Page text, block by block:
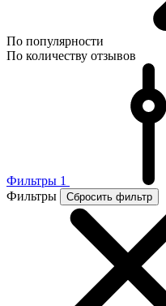
По популярности
По количеству отзывов
Фильтры 1
Фильтры
Сбросить фильтр